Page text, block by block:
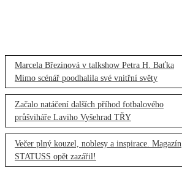
Marcela Březinová v talkshow Petra H. Baťka
Mimo scénář poodhalila své vnitřní světy
Začalo natáčení dalších příhod fotbalového
průšviháře Laviho Vyšehrad TŘY
Večer plný kouzel, noblesy a inspirace. Magazín
STATUSS opět zazářil!